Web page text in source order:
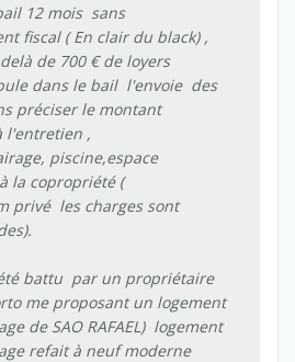
12 mois sans
fiscal ( En clair du black) ,
de 700 € de loyers
dans le bail l'envoie des
préciser le montant
l'entretien ,
piscine,espace
la copropriété (
privé les charges sont
battu par un propriétaire
me proposant un logement
de SAO RAFAEL) logement
refait à neuf moderne